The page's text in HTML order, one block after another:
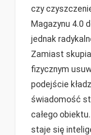
czy
Magazynu 4.0
jednak
Zamiast
fizycznym
podejście
świadomość
całego
staje się